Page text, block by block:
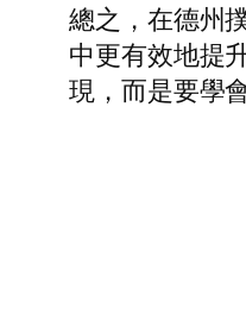
總之，在德州
中更有效地提
現，而是要學